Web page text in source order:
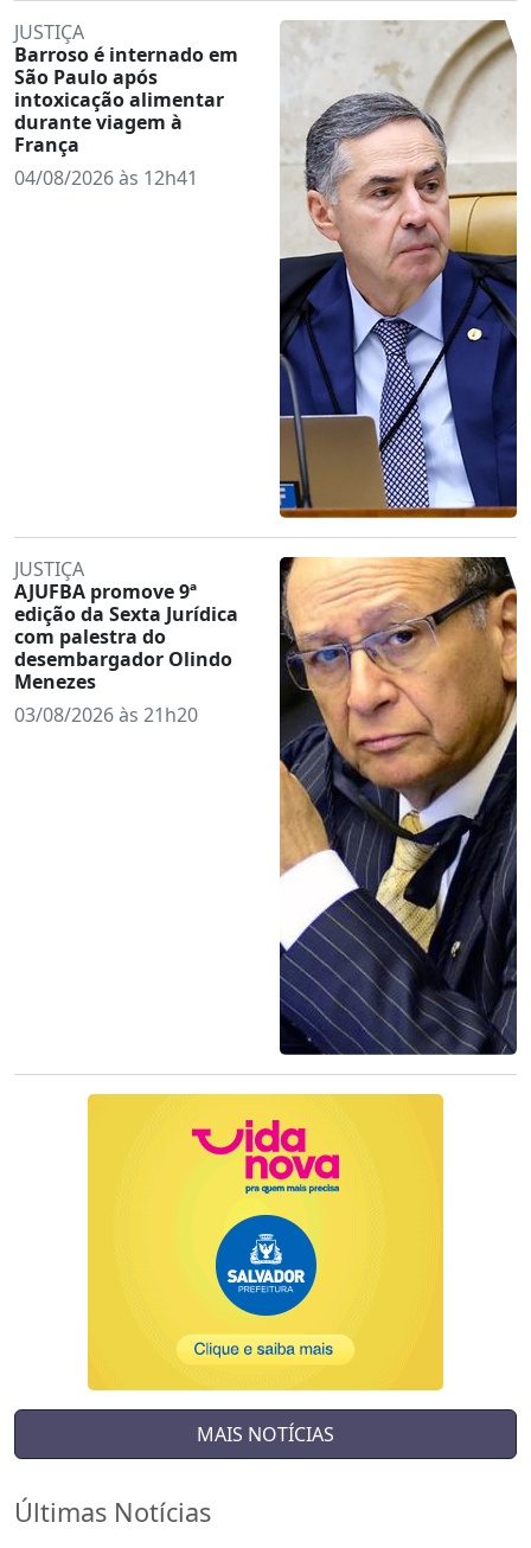
JUSTIÇA
Barroso é internado em
São Paulo após
intoxicação alimentar
durante viagem à
França
04/08/2026 às 12h41
JUSTIÇA
AJUFBA promove 9ª
edição da Sexta Jurídica
com palestra do
desembargador Olindo
Menezes
03/08/2026 às 21h20
MAIS NOTÍCIAS
Últimas Notícias